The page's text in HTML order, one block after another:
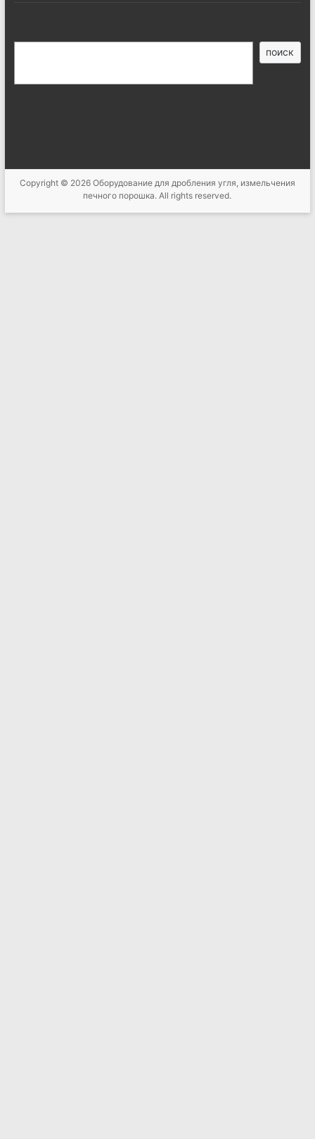
поиск
Copyright © 2026 Оборудование для дробления угля, измельчения
печного порошка. All rights reserved.